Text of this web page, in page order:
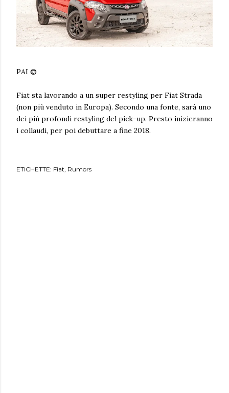
PAI ©
Fiat sta lavorando a un super restyling per Fiat Strada
(non più venduto in Europa). Secondo una fonte, sarà uno
dei più profondi restyling del pick-up. Presto inizieranno
i collaudi, per poi debuttare a fine 2018.
ETICHETTE: Fiat Rumors